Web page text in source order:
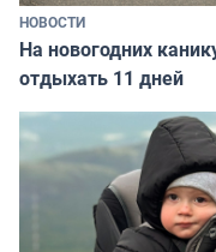
НОВОСТИ
На новогодних
отдыхать 11 дней